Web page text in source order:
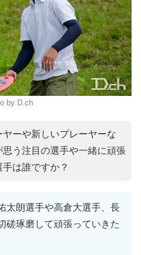
by D.ch
ヤーや新しいプレーヤーな
思う注目の選手や一緒に頑張
は誰ですか？
太朗選手や高倉大選手、長
磋琢磨して頑張っていきた